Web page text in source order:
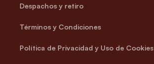
Despachos y retiro
Términos y Condiciones
Política de Privacidad y Uso de Cookies